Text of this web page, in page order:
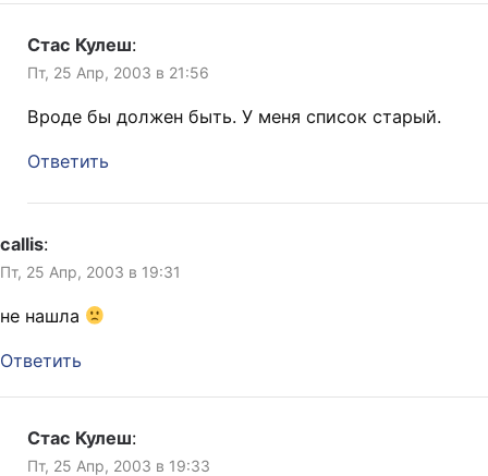
Стас Кулеш:
Пт, 25 Апр, 2003 в 21:56
Вроде бы должен быть. У меня список старый.
Ответить
callis:
Пт, 25 Апр, 2003 в 19:31
не нашла
Ответить
Стас Кулеш:
Пт, 25 Апр, 2003 в 19:33